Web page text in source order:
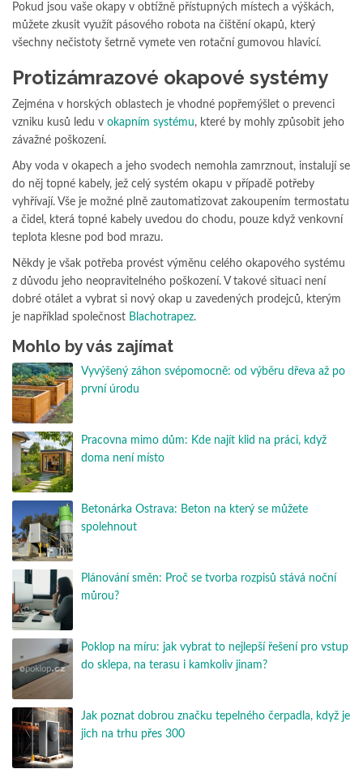
Pokud jsou vaše okapy v obtížně přístupných místech a výškách,
můžete zkusit využít pásového robota na čištění okapů, který
všechny nečistoty šetrně vymete ven rotační gumovou hlavicí.
Protizámrazové okapové systémy
Zejména v horských oblastech je vhodné popřemýšlet o prevenci
vzniku kusů ledu v okapním systému, které by mohly způsobit jeho
závažné poškození.
Aby voda v okapech a jeho svodech nemohla zamrznout, instalují se
do něj topné kabely, jež celý systém okapu v případě potřeby
vyhřívají. Vše je možné plně zautomatizovat zakoupením termostatu
a čidel, která topné kabely uvedou do chodu, pouze když venkovní
teplota klesne pod bod mrazu.
Někdy je však potřeba provést výměnu celého okapového systému
z důvodu jeho neopravitelného poškození. V takové situaci není
dobré otálet a vybrat si nový okap u zavedených prodejců, kterým
je například společnost Blachotrapez.
Mohlo by vás zajímat
Vyvýšený záhon svépomocně: od výběru dřeva až po
první úrodu
Pracovna mimo dům: Kde najít klid na práci, když
doma není místo
Betonárka Ostrava: Beton na který se můžete
spolehnout
Plánování směn: Proč se tvorba rozpisů stává noční
můrou?
Poklop na míru: jak vybrat to nejlepší řešení pro vstup
do sklepa, na terasu i kamkoliv jinam?
Jak poznat dobrou značku tepelného čerpadla, když je
jich na trhu přes 300